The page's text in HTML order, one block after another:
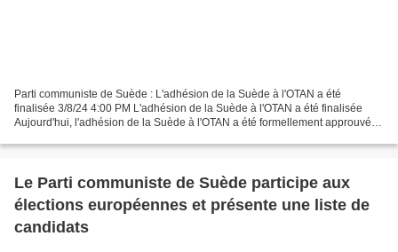
Parti communiste de Suède : L'adhésion de la Suède à l'OTAN a été
finalisée 3/8/24 4:00 PM L'adhésion de la Suède à l'OTAN a été finalisée
Aujourd'hui, l'adhésion de la Suède à l'OTAN a été formellement approuvée,
Le Parti communiste de Suède participe aux
élections européennes et présente une liste de
candidats